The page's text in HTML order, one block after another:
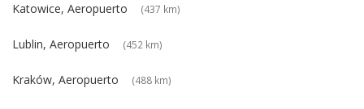
Katowice, Aeropuerto (437 km)
Lublin, Aeropuerto (452 km)
Kraków, Aeropuerto (488 km)